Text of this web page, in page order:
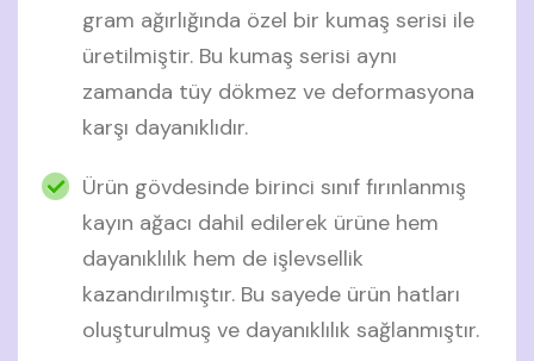
gram ağırlığında özel bir kumaş serisi ile
üretilmiştir. Bu kumaş serisi aynı
zamanda tüy dökmez ve deformasyona
karşı dayanıklıdır.
Ürün gövdesinde birinci sınıf fırınlanmış
kayın ağacı dahil edilerek ürüne hem
dayanıklılık hem de işlevsellik
kazandırılmıştır. Bu sayede ürün hatları
oluşturulmuş ve dayanıklılık sağlanmıştır.